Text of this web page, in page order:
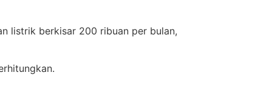
listrik berkisar 200 ribuan per bulan,